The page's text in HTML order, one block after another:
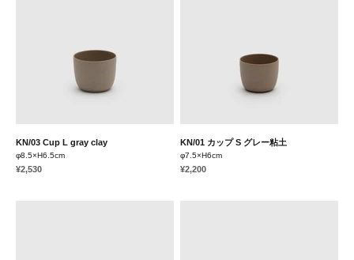
KN/03 Cup L gray clay
φ8.5×H6.5cm
Sale price
¥2,530
KN/01 カップ S グレー粘土
φ7.5×H6cm
Sale price
¥2,200